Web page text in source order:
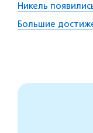
Никель
Большие